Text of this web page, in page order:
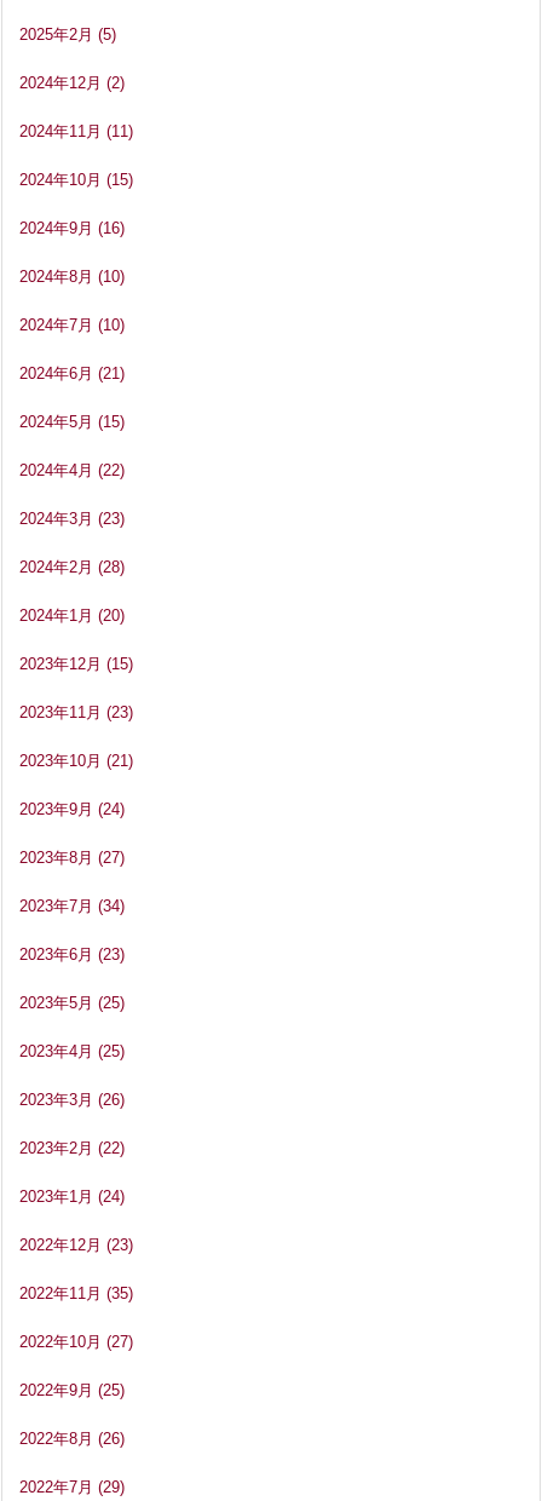
2025年2月 (5)
2024年12月 (2)
2024年11月 (11)
2024年10月 (15)
2024年9月 (16)
2024年8月 (10)
2024年7月 (10)
2024年6月 (21)
2024年5月 (15)
2024年4月 (22)
2024年3月 (23)
2024年2月 (28)
2024年1月 (20)
2023年12月 (15)
2023年11月 (23)
2023年10月 (21)
2023年9月 (24)
2023年8月 (27)
2023年7月 (34)
2023年6月 (23)
2023年5月 (25)
2023年4月 (25)
2023年3月 (26)
2023年2月 (22)
2023年1月 (24)
2022年12月 (23)
2022年11月 (35)
2022年10月 (27)
2022年9月 (25)
2022年8月 (26)
2022年7月 (29)